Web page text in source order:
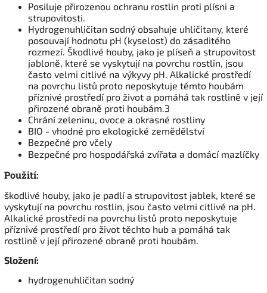
Posiluje přirozenou ochranu rostlin proti plísni a
strupovitosti.
Hydrogenuhličitan sodný obsahuje uhličitany, které
posouvají hodnotu pH (kyselost) do zásaditého
rozmezí. Škodlivé houby, jako je plíseň a strupovitost
jabloně, které se vyskytují na povrchu rostlin, jsou
často velmi citlivé na výkyvy pH. Alkalické prostředí
na povrchu listů proto neposkytuje těmto houbám
příznivé prostředí pro život a pomáhá tak rostlině v její
přirozené obraně proti houbám.3
Chrání zeleninu, ovoce a okrasné rostliny
BIO - vhodné pro ekologické zemědělství
Bezpečné pro včely
Bezpečné pro hospodářská zvířata a domácí mazlíčky
Použití:
škodlivé houby, jako je padlí a strupovitost jablek, které se
vyskytují na povrchu rostlin, jsou často velmi citlivé na pH.
Alkalické prostředí na povrchu listů proto neposkytuje
příznivé prostředí pro život těchto hub a pomáhá tak
rostlině v její přirozené obraně proti houbám.
Složení:
hydrogenuhličitan sodný